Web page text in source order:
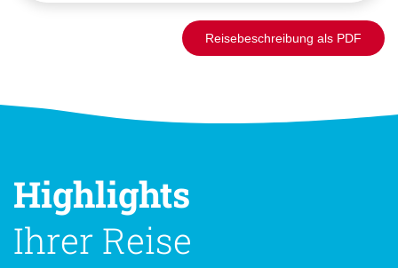
Reisebeschreibung als PDF
Highlights
Ihrer Reise